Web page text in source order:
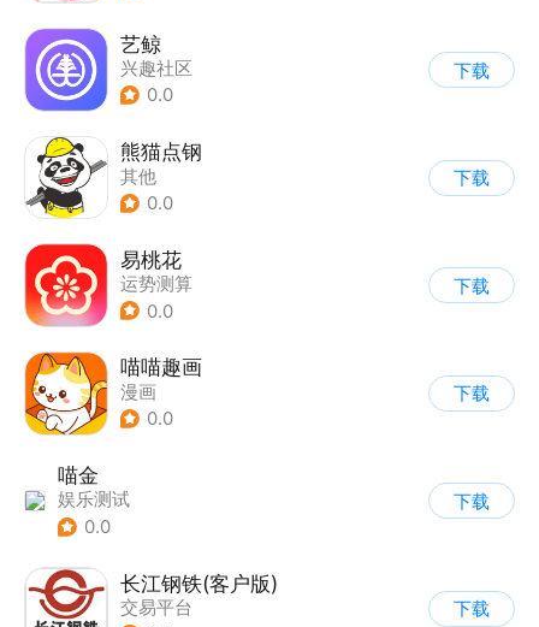
艺鲸
兴趣社区
0.0
下载
熊猫点钢
其他
0.0
下载
易桃花
运势测算
0.0
下载
喵喵趣画
漫画
0.0
下载
喵金
娱乐测试
0.0
下载
长江钢铁(客户版)
交易平台
下载